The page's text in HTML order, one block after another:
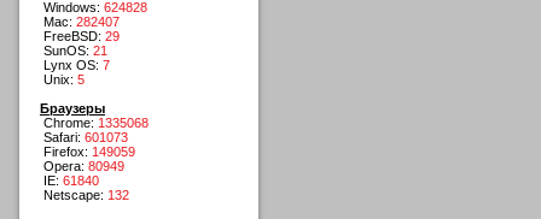
Windows: 624828
Mac: 282407
FreeBSD: 29
SunOS: 21
Lynx OS: 7
Unix: 5
Браузеры
Chrome: 1335068
Safari: 601073
Firefox: 149059
Opera: 80949
IE: 61840
Netscape: 132